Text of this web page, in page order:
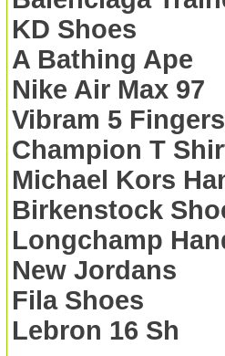
KD Shoes
A Bathing Ape
Nike Air Max 97
Vibram 5 Fingers
Champion T
Michael Kors
Birkenstock
Longchamp
New Jordans
Fila Shoes
Lebron 16 Sh